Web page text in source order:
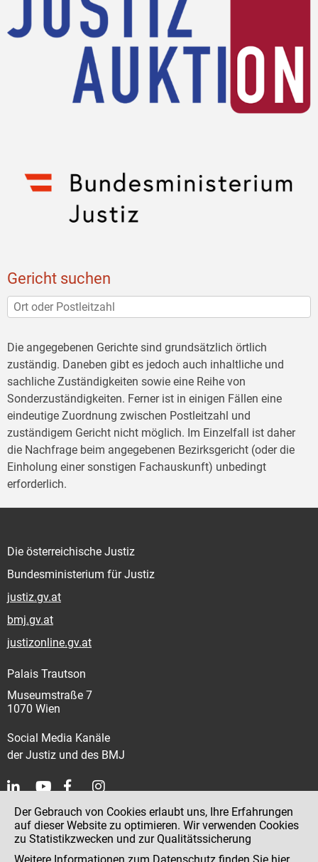
Gericht suchen
Die angegebenen Gerichte sind grundsätzlich örtlich
zuständig. Daneben gibt es jedoch auch inhaltliche und
sachliche Zuständigkeiten sowie eine Reihe von
Sonderzuständigkeiten. Ferner ist in einigen Fällen eine
eindeutige Zuordnung zwischen Postleitzahl und
zuständigem Gericht nicht möglich. Im Einzelfall ist daher
die Nachfrage beim angegebenen Bezirksgericht (oder die
Einholung einer sonstigen Fachauskunft) unbedingt
erforderlich.
Die österreichische Justiz
Bundesministerium für Justiz
justiz.gv.at
bmj.gv.at
justizonline.gv.at
Palais Trautson
Museumstraße 7
1070 Wien
Social Media Kanäle
der Justiz und des BMJ
Kontakt
Impressum
Der Gebrauch von Cookies erlaubt uns, Ihre Erfahrungen
auf dieser Website zu optimieren. Wir verwenden Cookies
zu Statistikzwecken und zur Qualitätssicherung